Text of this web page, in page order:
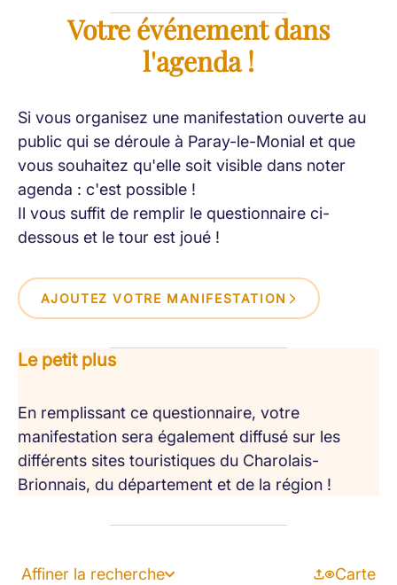
Votre événement dans
l'agenda !
Si vous organisez une manifestation ouverte au
public qui se déroule à Paray-le-Monial et que
vous souhaitez qu'elle soit visible dans noter
agenda : c'est possible !
Il vous suffit de remplir le questionnaire ci-
dessous et le tour est joué !
AJOUTEZ VOTRE MANIFESTATION
Le petit plus
En remplissant ce questionnaire, votre
manifestation sera également diffusé sur les
différents sites touristiques du Charolais-
Brionnais, du département et de la région !
Affiner la recherche Carte